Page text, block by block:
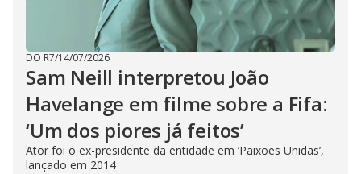
DO R7/14/07/2026
Sam Neill interpretou João
Havelange em filme sobre a Fifa:
‘Um dos piores já feitos’
Ator foi o ex-presidente da entidade em ‘Paixões Unidas’,
lançado em 2014